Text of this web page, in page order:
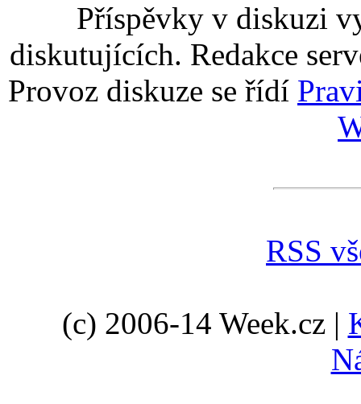
Příspěvky v diskuzi
diskutujících. Redakce
Provoz diskuze se řídí
RSS
(c) 2006-14 Week.cz |